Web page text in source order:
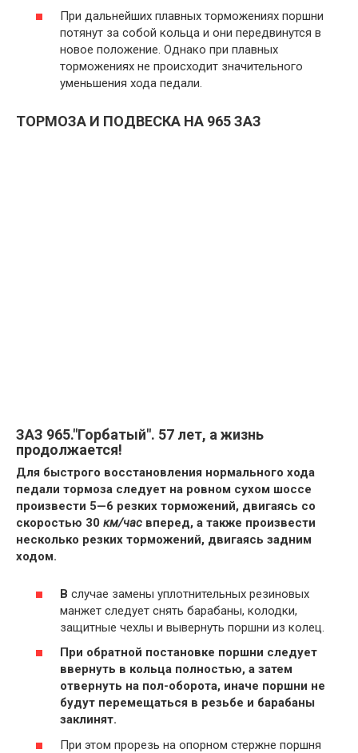
При дальнейших плавных торможениях поршни
потянут за собой кольца и они передвинутся в
новое положение. Однако при плавных
торможениях не происходит значительного
уменьшения хода педали.
ТОРМОЗА И ПОДВЕСКА НА 965 ЗАЗ
ЗАЗ 965."Горбатый". 57 лет, а жизнь
продолжается!
Для быстрого восстановления нормального хода
педали тормоза следует на ровном сухом шоссе
произвести 5—6 резких торможе­ний, двигаясь со
скоростью 30 км/час вперед, а также произвести
несколько резких торможений, двигаясь задним
ходом.
В случае замены уплотнительных резиновых
манжет следует снять барабаны, колодки,
защитные чехлы и вывернуть поршни из колец.
При обратной постановке поршни следует
ввернуть в кольца полностью, а затем
отвернуть на пол-оборота, иначе поршни не
бу­дут перемещаться в резьбе и барабаны
заклинят.
При этом прорезь на опорном стержне поршня